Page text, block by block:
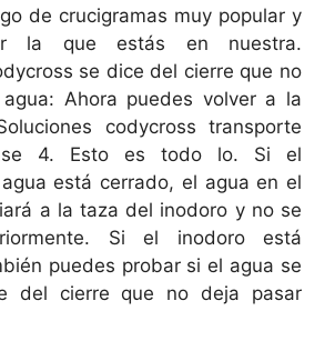
de crucigramas muy popular y
la que estás en nuestra.
se dice del cierre que no
Ahora puedes volver a la
codycross transporte
4. Esto es todo lo. Si el
está cerrado, el agua en el
a la taza del inodoro y no se
Si el inodoro está
puedes probar si el agua se
del cierre que no deja pasar